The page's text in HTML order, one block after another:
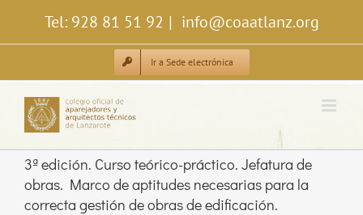
contenido
Tel: 928 81 51 92 | info@coaatlanz.org
Ir a Sede electrónica
3ª edición. Curso teórico-práctico. Jefatura de
obras. Marco de aptitudes necesarias para la
correcta gestión de obras de edificación.